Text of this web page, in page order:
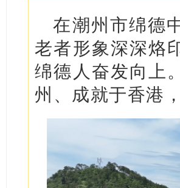
在潮州市绵德
老者形象深深烙
绵德人奋发向上
州、成就于香港